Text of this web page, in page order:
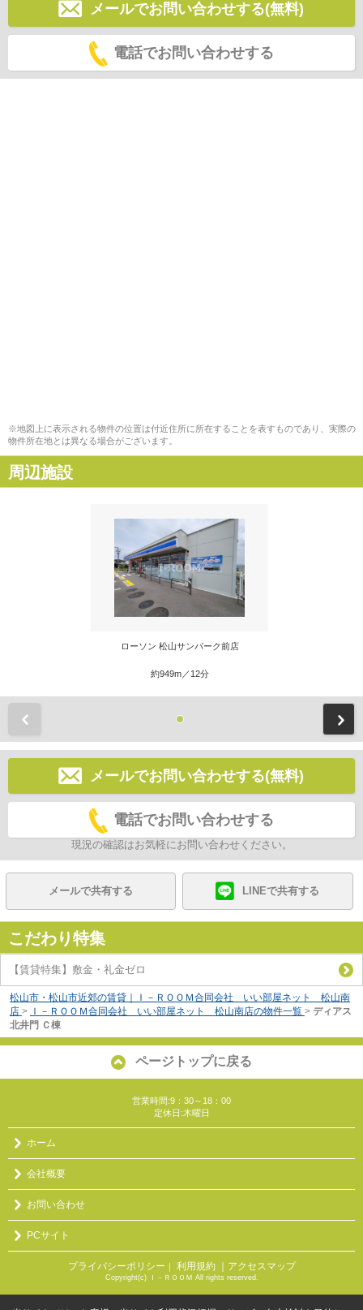
メールでお問い合わせする(無料)
電話でお問い合わせする
※地図上に表示される物件の位置は付近住所に所在することを表すものであり、実際の
物件所在地とは異なる場合がございます。
周辺施設
ローソン 松山サンパーク前店
約949m／12分
メールでお問い合わせする(無料)
電話でお問い合わせする
現況の確認はお気軽にお問い合わせください。
メールで共有する LINEで共有する
こだわり特集
【賃貸特集】敷金・礼金ゼロ
松山市・松山市近郊の賃貸｜Ｉ－ＲＯＯＭ合同会社 いい部屋ネット 松山南
店 > Ｉ－ＲＯＯＭ合同会社 いい部屋ネット 松山南店の物件一覧 > ディアス
北井門 Ｃ棟
ページトップに戻る
営業時間:9：30～18：00
定休日:木曜日
ホーム
会社概要
お問い合わせ
PCサイト
プライバシーポリシー 利用規約 ｜アクセスマップ
Copyright(c) Ｉ－ＲＯＯＭ All rights reserved.